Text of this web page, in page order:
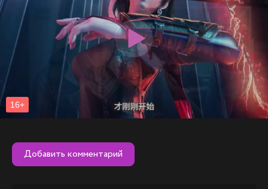
Добавить комментарий